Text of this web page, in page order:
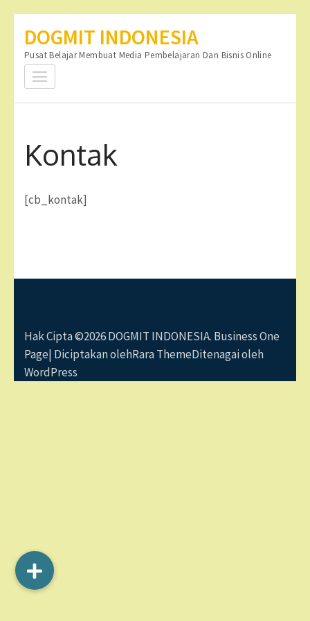
konten
(Tekan
DOGMIT INDONESIA
Pusat Belajar Membuat Media Pembelajaran Dan Bisnis Online
Kontak
[cb_kontak]
Hak Cipta ©2026DOGMIT INDONESIA. Business One
Page| Diciptakan olehRara ThemeDitenagai oleh
WordPress